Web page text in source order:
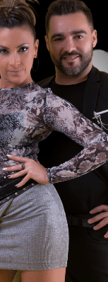
ARTHUR&SARA